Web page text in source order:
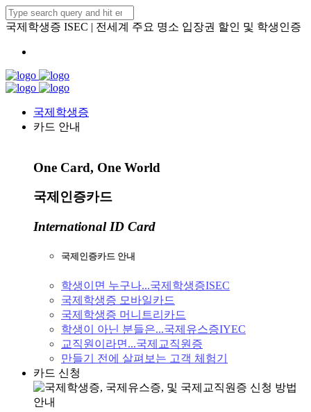
국제학생증 ISEC | 전세계 주요 명소 입장권 할인 및 학생인증
국제학생증
카드 안내
One Card, One World
국제인증카드
International ID Card
국제인증카드 안내
학생이면 누구나...국제학생증ISEC
국제학생증 모바일카드
국제학생증 머니트리카드
학생이 아닌 분들은...국제유스증IYEC
교직원이라면...국제교직원증
만들기 전에 살펴보는 고객 체험기
카드 신청